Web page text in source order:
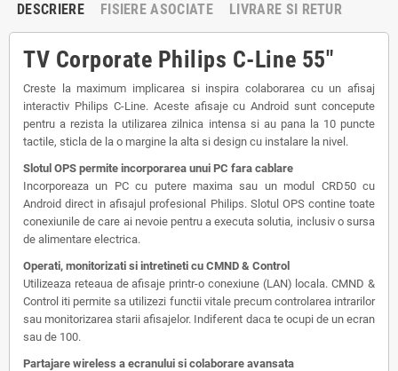
DESCRIERE FISIERE ASOCIATE LIVRARE SI RETUR
TV Corporate Philips C-Line 55"
Creste la maximum implicarea si inspira colaborarea cu un afisaj
interactiv Philips C-Line. Aceste afisaje cu Android sunt concepute
pentru a rezista la utilizarea zilnica intensa si au pana la 10 puncte
tactile, sticla de la o margine la alta si design cu instalare la nivel.
Slotul OPS permite incorporarea unui PC fara cablare
Incorporeaza un PC cu putere maxima sau un modul CRD50 cu
Android direct in afisajul profesional Philips. Slotul OPS contine toate
conexiunile de care ai nevoie pentru a executa solutia, inclusiv o sursa
de alimentare electrica.
Operati, monitorizati si intretineti cu CMND & Control
Utilizeaza reteaua de afisaje printr-o conexiune (LAN) locala. CMND &
Control iti permite sa utilizezi functii vitale precum controlarea intrarilor
sau monitorizarea starii afisajelor. Indiferent daca te ocupi de un ecran
sau de 100.
Partajare wireless a ecranului si colaborare avansata